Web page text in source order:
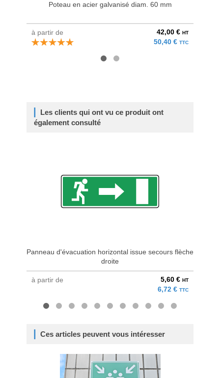
Poteau en acier galvanisé diam. 60 mm
à partir de 42,00 € HT
50,40 € TTC
Les clients qui ont vu ce produit ont
également consulté
Panneau d'évacuation horizontal issue secours flèche
droite
à partir de 5,60 € HT
6,72 € TTC
Ces articles peuvent vous intéresser